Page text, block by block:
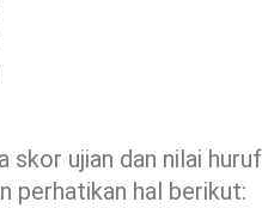
skor ujian dan nilai huruf
perhatikan hal berikut: